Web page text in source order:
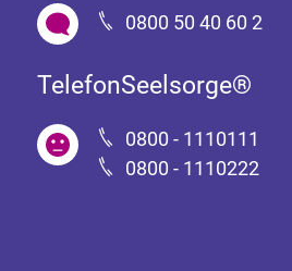
0800 50 40 60 2
TelefonSeelsorge®
0800 - 1110111
0800 - 1110222